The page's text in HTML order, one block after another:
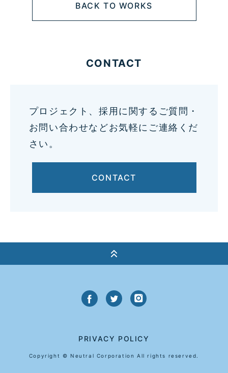
BACK TO WORKS
CONTACT
プロジェクト、採用に関するご質問・
お問い合わせなどお気軽にご連絡くだ
さい。
CONTACT
PRIVACY POLICY
Copyright © Neutral Corporation All rights reserved.